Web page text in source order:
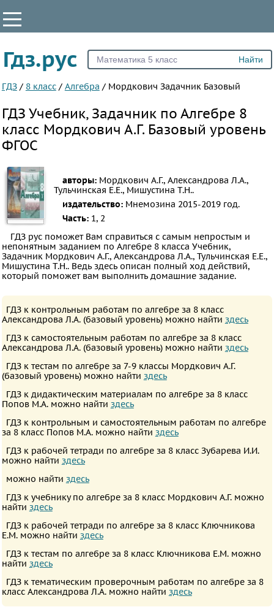
Все
7
9
10
ПРЕДМЕТЫ
Все
предметы
Математика
Английский
язык
Алгебра
Геометрия
Химия
Немецкий
язык
Белорусский
Французский
язык
Биология
История
Информатика
География
ИЗО
Литература
Гдз.рус
ГДЗ / 8 класс / Алгебра / Мордкович Задачник Базовый
ГДЗ Учебник, Задачник по Алгебре 8
класс Мордкович А.Г. Базовый уровень
ФГОС
авторы: Мордкович А.Г., Александрова Л.А.,
Тульчинская Е.Е., Мишустина Т.Н..
издательство: Мнемозина 2015-2019 год.
Часть:1, 2
ГДЗ рус поможет Вам справиться с самым непростым и
непонятным заданием по Алгебре 8 класса Учебник,
Задачник Мордкович А.Г., Александрова Л.А., Тульчинская Е.Е.,
Мишустина Т.Н.. Ведь здесь описан полный ход действий,
который поможет вам выполнить домашние задание.
ГДЗ к контрольным работам по алгебре за 8 класс
Александрова Л.А. (базовый уровень) можно найти здесь
ГДЗ к самостоятельным работам по алгебре за 8 класс
Александрова Л.А. (базовый уровень) можно найти здесь
ГДЗ к тестам по алгебре за 7-9 классы Мордкович А.Г.
(базовый уровень) можно найти здесь
ГДЗ к дидактическим материалам по алгебре за 8 класс
Попов М.А. можно найти здесь
ГДЗ к контрольным и самостоятельным работам по алгебре
за 8 класс Попов М.А. можно найти здесь
ГДЗ к рабочей тетради по алгебре за 8 класс Зубарева И.И.
можно найти здесь
можно найти здесь
ГДЗ к учебнику по алгебре за 8 класс Мордкович А.Г. можно
найти здесь
ГДЗ к рабочей тетради по алгебре за 8 класс Ключникова
Е.М. можно найти здесь
ГДЗ к тестам по алгебре за 8 класс Ключникова Е.М. можно
найти здесь
ГДЗ к тематическим проверочным работам по алгебре за 8
класс Александрова Л.А. можно найти здесь